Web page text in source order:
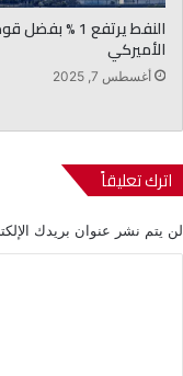
النفط يرتفع 1 %
الأميركي
أغسطس 7, 2025
اترك تعليقاً
لن يتم نشر عنوان بريدك